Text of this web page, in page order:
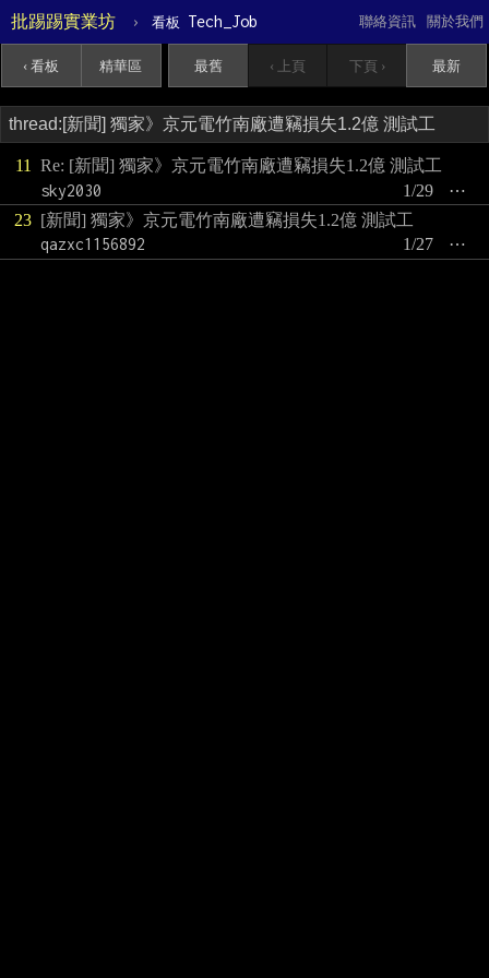
批踢踢實業坊 › 看板 Tech_Job 關於我們
聯絡資訊
‹ 看板 精華區 最舊 ‹ 上頁 下頁 › 最新
11
Re: [新聞] 獨家》京元電竹南廠遭竊損失1.2億 測試工
sky2030
⋯
1/29
23 [新聞] 獨家》京元電竹南廠遭竊損失1.2億 測試工
qazxc1156892
⋯
1/27